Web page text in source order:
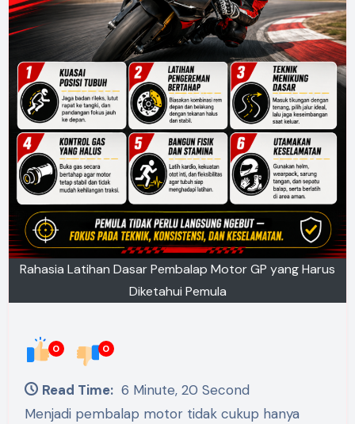
Rahasia Latihan Dasar Pembalap Motor GP yang Harus
Diketahui Pemula
0 0
Read Time: 6 Minute, 20 Second
Menjadi pembalap motor tidak cukup hanya